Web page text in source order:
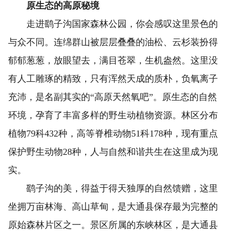
原生态的高原秘境
走进鹞子沟国家森林公园，你会感叹这里景色的
与众不同。连绵群山被层层叠叠的油松、云杉装扮得
郁郁葱葱，放眼望去，满目苍翠，生机盎然。这里没
有人工雕琢的精致，只有浑然天成的质朴，负氧离子
充沛，是名副其实的“高原天然氧吧”。原生态的自然
环境，孕育了丰富多样的野生动植物资源。林区分布
植物79科432种，高等脊椎动物51科178种，现有重点
保护野生动物28种，人与自然和谐共生在这里成为现
实。
鹞子沟的美，得益于得天独厚的自然馈赠，这里
坐拥万亩林海、高山草甸，是大通县保存最为完整的
原始森林片区之一。景区所属的东峡林区，是大通县